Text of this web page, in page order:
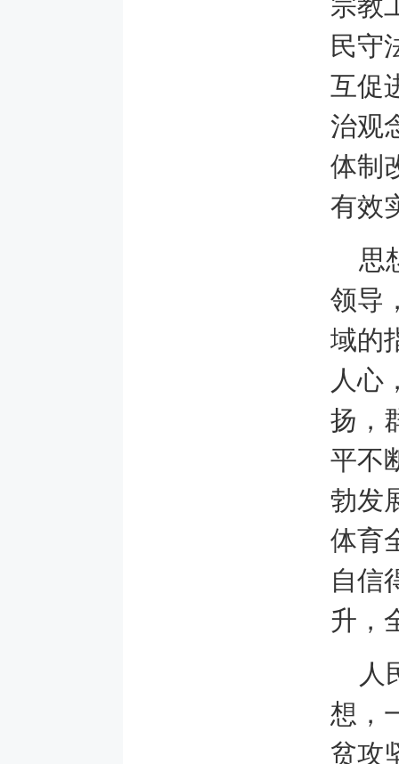
民守
互促
治观
体制
有效
思
领导
域的
人心
扬，
平不
勃发
体育
自信
升，
人
想，
贫攻